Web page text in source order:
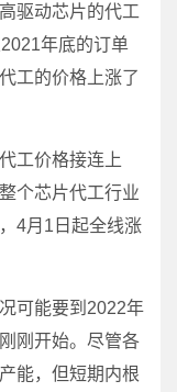
驱动芯片的代工
年底的订单
工的价格上涨了
工价格接连上
个芯片代工行业
4月1日起全线涨
可能要到2022年
刚开始。尽管各
能，但短期内根